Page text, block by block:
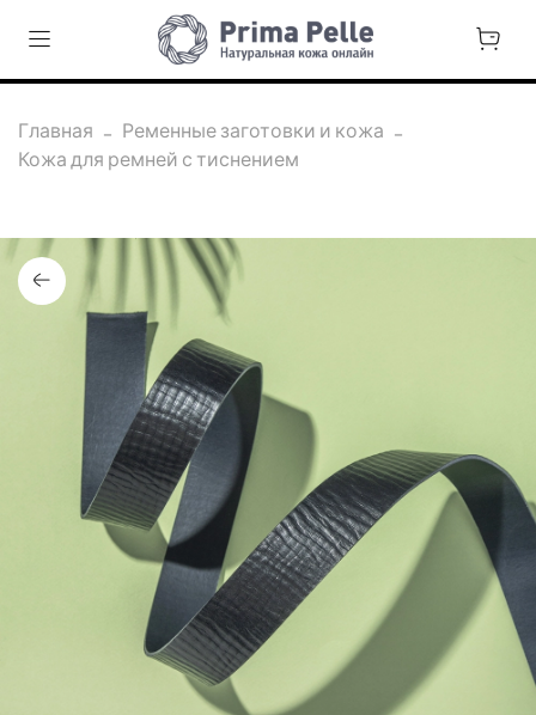
Главная
Ременные заготовки и кожа
Кожа для ремней с тиснением